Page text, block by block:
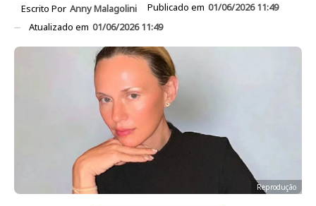
Escrito Por Anny Malagolini Publicado em 01/06/2026 11:49
Atualizado em 01/06/2026 11:49
Reprodução